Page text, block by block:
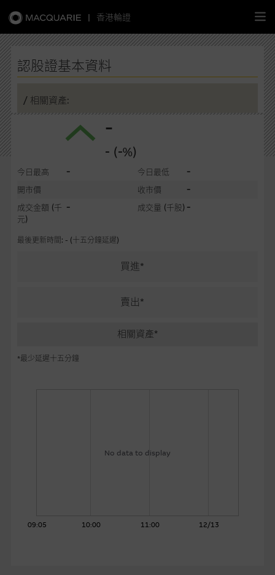
| 香港輪證
牛熊證
選股攻略
中資股票專頁
認股證基本資料
/ 相關資產:
-
- (-%)
今日最高 - 今日最低 -
開市價 收市價 -
成交金額 (千
元)
- 成交量 (千股) -
最後更新時間: - (十五分鐘延遲)
買進*
賣出*
相關資產*
*最少延遲十五分鐘
No data to display
09:05 10:00 11:00 12/13